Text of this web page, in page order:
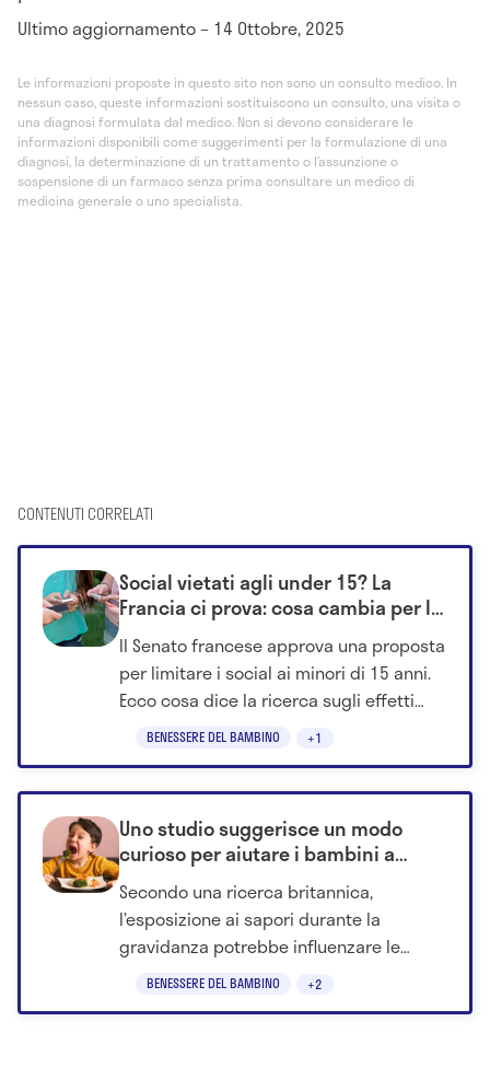
Ultimo aggiornamento – 14 Ottobre, 2025
Le informazioni proposte in questo sito non sono un consulto medico. In
nessun caso, queste informazioni sostituiscono un consulto, una visita o
una diagnosi formulata dal medico. Non si devono considerare le
informazioni disponibili come suggerimenti per la formulazione di una
diagnosi, la determinazione di un trattamento o l’assunzione o
sospensione di un farmaco senza prima consultare un medico di
medicina generale o uno specialista.
CONTENUTI CORRELATI
BENESSERE DEL BAMBINO +1
Social vietati agli under 15? La
Francia ci prova: cosa cambia per la
salute dei giovani
Il Senato francese approva una proposta
per limitare i social ai minori di 15 anni.
Ecco cosa dice la ricerca sugli effetti
sulla salute mentale dei giovani.
BENESSERE DEL BAMBINO +2
Uno studio suggerisce un modo
curioso per aiutare i bambini a
mangiare più verdure
Secondo una ricerca britannica,
l’esposizione ai sapori durante la
gravidanza potrebbe influenzare le
preferenze alimentari dei bambini anche